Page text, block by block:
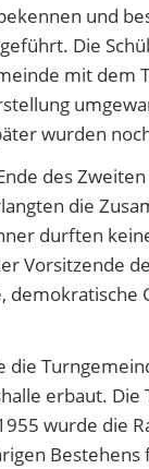
und
Die
mit dem
wurden
des
die
durften
Vorsitzende
demokratische
die
erbaut.
wurde die